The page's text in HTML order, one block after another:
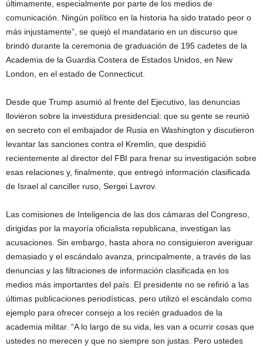
últimamente, especialmente por parte de los medios de
comunicación. Ningún político en la historia ha sido tratado peor o
más injustamente”, se quejó el mandatario en un discurso que
brindó durante la ceremonia de graduación de 195 cadetes de la
Academia de la Guardia Costera de Estados Unidos, en New
London, en el estado de Connecticut.
Desde que Trump asumió al frente del Ejecutivo, las denuncias
llovieron sobre la investidura presidencial: que su gente se reunió
en secreto con el embajador de Rusia en Washington y discutieron
levantar las sanciones contra el Kremlin, que despidió
recientemente al director del FBI para frenar su investigación sobre
esas relaciones y, finalmente, que entregó información clasificada
de Israel al canciller ruso, Sergei Lavrov.
Las comisiones de Inteligencia de las dos cámaras del Congreso,
dirigidas por la mayoría oficialista republicana, investigan las
acusaciones. Sin embargo, hasta ahora no consiguieron averiguar
demasiado y el escándalo avanza, principalmente, a través de las
denuncias y las filtraciones de información clasificada en los
medios más importantes del país. El presidente no se refirió a las
últimas publicaciones periodísticas, pero utilizó el escándalo como
ejemplo para ofrecer consejo a los recién graduados de la
academia militar. “A lo largo de su vida, les van a ocurrir cosas que
ustedes no merecen y que no siempre son justas. Pero ustedes